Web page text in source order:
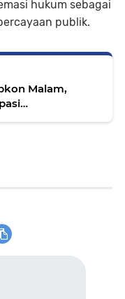
hukum sebagai
publik.
Malam,